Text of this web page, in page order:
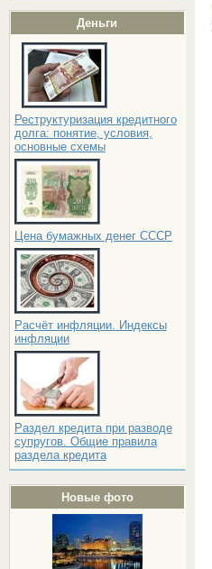
Деньги
Реструктуризация кредитного
долга: понятие, условия,
основные схемы
Цена бумажных денег СССР
Расчёт инфляции. Индексы
инфляции
Раздел кредита при разводе
супругов. Общие правила
раздела кредита
Новые фото